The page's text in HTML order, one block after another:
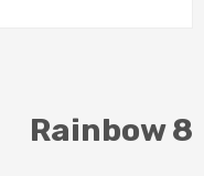
Rainbow 8